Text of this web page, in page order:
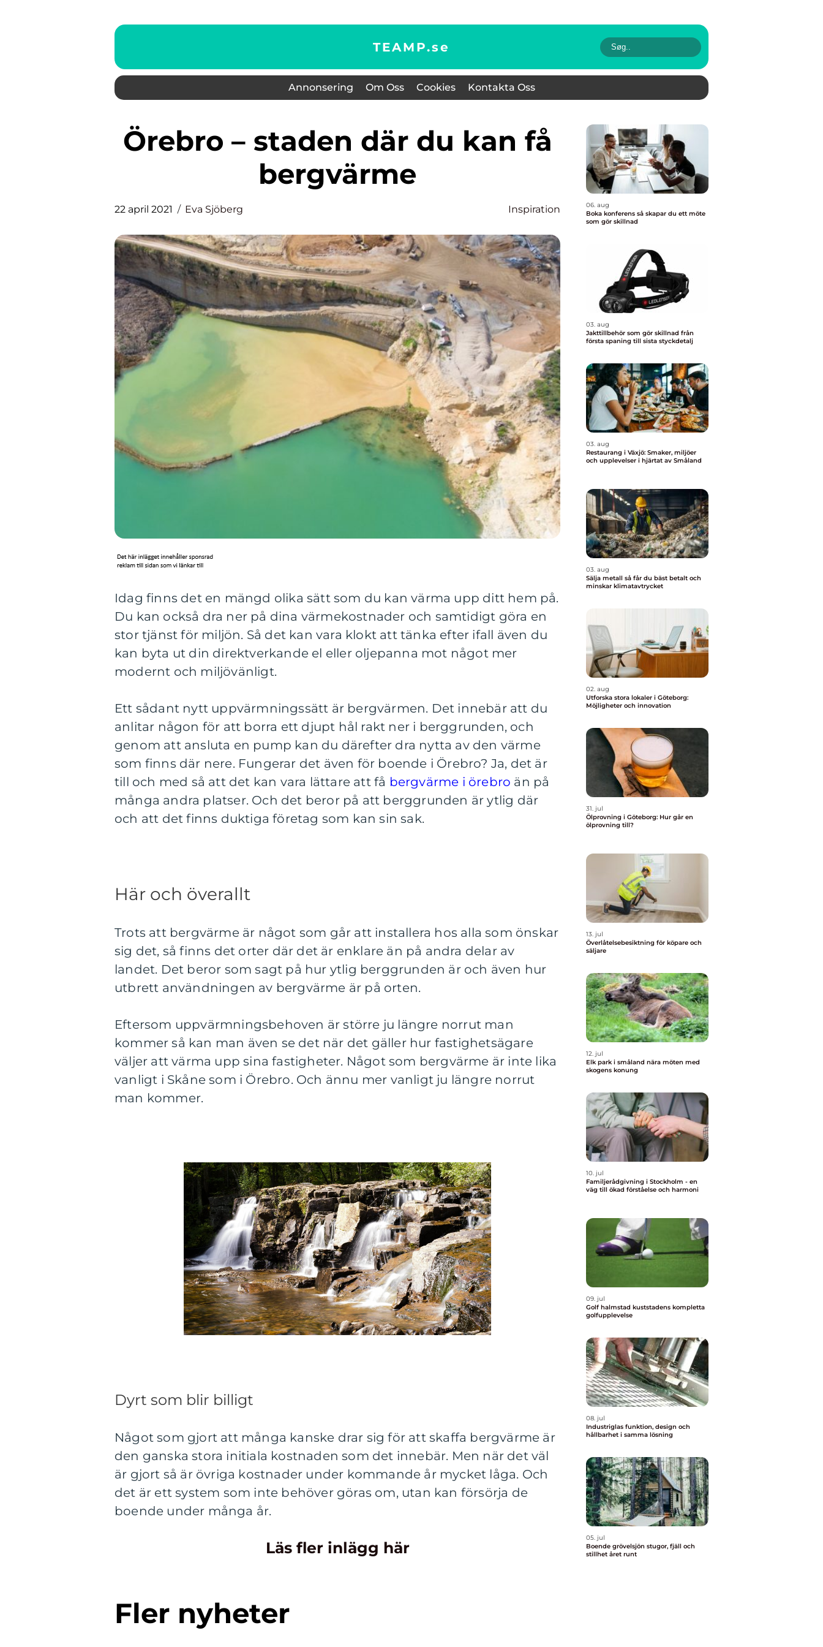
TEAMP.se
Annonsering Om Oss Cookies Kontakta Oss
Örebro – staden där du kan få
bergvärme
22 april 2021 Eva Sjöberg Inspiration
Idag finns det en mängd olika sätt som du kan värma upp ditt hem på.
Du kan också dra ner på dina värmekostnader och samtidigt göra en
stor tjänst för miljön. Så det kan vara klokt att tänka efter ifall även du
kan byta ut din direktverkande el eller oljepanna mot något mer
modernt och miljövänligt.
Ett sådant nytt uppvärmningssätt är bergvärmen. Det innebär att du
anlitar någon för att borra ett djupt hål rakt ner i berggrunden, och
genom att ansluta en pump kan du därefter dra nytta av den värme
som finns där nere. Fungerar det även för boende i Örebro? Ja, det är
till och med så att det kan vara lättare att få bergvärme i örebro än på
många andra platser. Och det beror på att berggrunden är ytlig där
och att det finns duktiga företag som kan sin sak.
Här och överallt
Trots att bergvärme är något som går att installera hos alla som önskar
sig det, så finns det orter där det är enklare än på andra delar av
landet. Det beror som sagt på hur ytlig berggrunden är och även hur
utbrett användningen av bergvärme är på orten.
Eftersom uppvärmningsbehoven är större ju längre norrut man
kommer så kan man även se det när det gäller hur fastighetsägare
väljer att värma upp sina fastigheter. Något som bergvärme är inte lika
vanligt i Skåne som i Örebro. Och ännu mer vanligt ju längre norrut
man kommer.
Dyrt som blir billigt
Något som gjort att många kanske drar sig för att skaffa bergvärme är
den ganska stora initiala kostnaden som det innebär. Men när det väl
är gjort så är övriga kostnader under kommande år mycket låga. Och
det är ett system som inte behöver göras om, utan kan försörja de
boende under många år.
Läs fler inlägg här
Fler nyheter
06. aug
Boka konferens så skapar du ett möte
som gör skillnad
03. aug
Jakttillbehör som gör skillnad från
första spaning till sista styckdetalj
03. aug
Restaurang i Växjö: Smaker, miljöer
och upplevelser i hjärtat av Småland
03. aug
Sälja metall så får du bäst betalt och
minskar klimatavtrycket
02. aug
Utforska stora lokaler i Göteborg:
Möjligheter och innovation
31. jul
Ölprovning i Göteborg: Hur går en
ölprovning till?
13. jul
Överlåtelsebesiktning för köpare och
säljare
12. jul
Elk park i småland nära möten med
skogens konung
10. jul
Familjerådgivning i Stockholm - en
väg till ökad förståelse och harmoni
09. jul
Golf halmstad kuststadens kompletta
golfupplevelse
08. jul
Industriglas funktion, design och
hållbarhet i samma lösning
05. jul
Boende grövelsjön stugor, fjäll och
stillhet året runt